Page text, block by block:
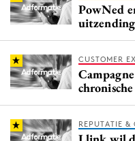
PowNed
CUSTOMER
REPUTATIE &